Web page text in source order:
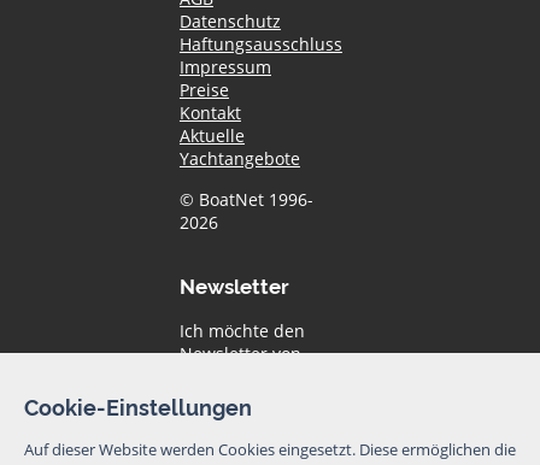
Datenschutz
Haftungsausschluss
Impressum
Preise
Kontakt
Aktuelle
Yachtangebote
© BoatNet 1996-
2026
Newsletter
Ich möchte den
Newsletter von
erhalten. Von dem
Newsletter kann
ich mich jederzeit
Cookie-Einstellungen
Auf dieser Website werden Cookies eingesetzt. Diese ermöglichen die